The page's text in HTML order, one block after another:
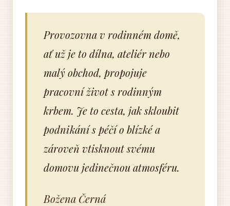
Provozovna v rodinném domě,
ať už je to dílna, ateliér nebo
malý obchod, propojuje
pracovní život s rodinným
krbem. Je to cesta, jak skloubit
podnikání s péčí o blízké a
zároveň vtisknout svému
domovu jedinečnou atmosféru.
Božena Černá